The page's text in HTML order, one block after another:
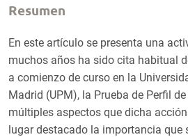
Resumen
En este artículo se presenta una
muchos años ha sido cita habitual
a comienzo de curso en la
Madrid (UPM), la Prueba de Perfil
múltiples aspectos que dicha
lugar destacado la importancia que